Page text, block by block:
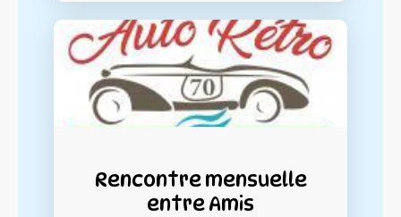
Rencontre mensuelle
entre Amis